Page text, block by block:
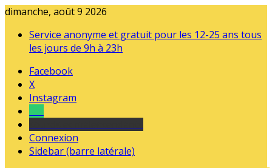
dimanche, août 9 2026
Service anonyme et gratuit pour les 12-25 ans tous
les jours de 9h à 23h
Facebook
X
Instagram
Connexion
Sidebar (barre latérale)